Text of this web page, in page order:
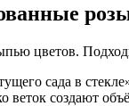
цветов.
сада в
веток создают